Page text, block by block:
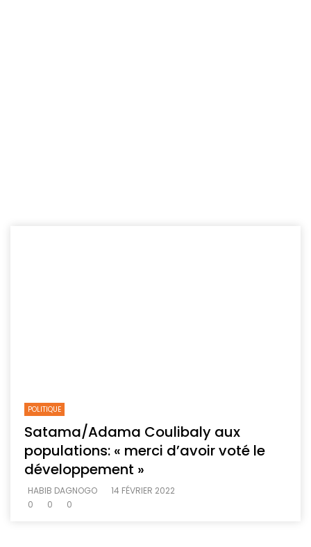
POLITIQUE
Satama/Adama Coulibaly aux
populations: « merci d’avoir voté le
développement »
HABIB DAGNOGO
14 FÉVRIER 2022
0
0 0